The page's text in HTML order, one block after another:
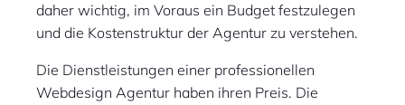
daher wichtig, im Voraus ein Budget festzulegen
und die Kostenstruktur der Agentur zu verstehen.
Die Dienstleistungen einer professionellen
Webdesign Agentur haben ihren Preis. Die